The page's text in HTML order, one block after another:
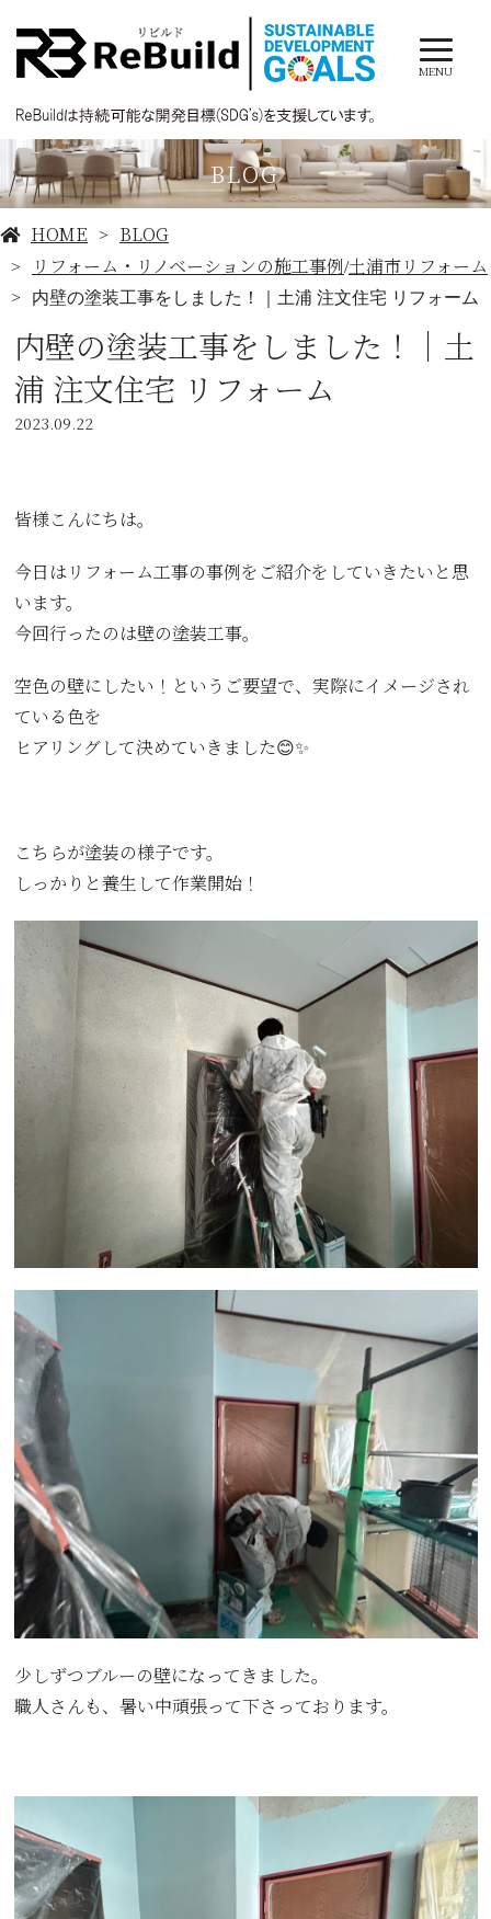
MENU
BLOG
HOME
BLOG
リフォーム・リノベーションの施工事例/土浦市リフォーム
内壁の塗装工事をしました！｜土浦 注文住宅 リフォーム
内壁の塗装工事をしました！｜土
浦 注文住宅 リフォーム
2023.09.22
皆様こんにちは。
今日はリフォーム工事の事例をご紹介をしていきたいと思
います。
今回行ったのは壁の塗装工事。
空色の壁にしたい！というご要望で、実際にイメージされ
ている色を
ヒアリングして決めていきました😊✨
こちらが塗装の様子です。
しっかりと養生して作業開始！
少しずつブルーの壁になってきました。
職人さんも、暑い中頑張って下さっております。